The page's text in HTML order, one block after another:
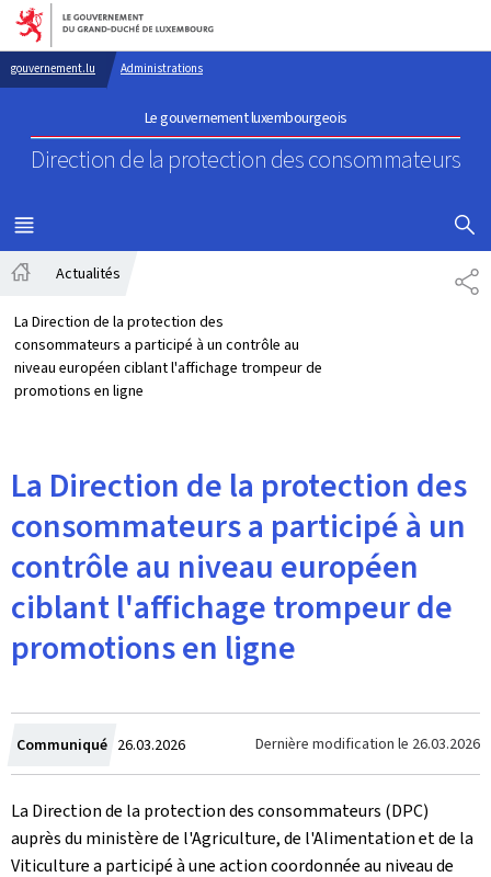
Aller au menu principal
Aller au contenu
gouvernement.lu Administrations
Le gouvernement luxembourgeois
Direction de la protection des consommateurs
MENU
PRINCIPAL
Actualités
La Direction de la protection des
consommateurs a participé à un contrôle au
niveau européen ciblant l'affichage trompeur de
promotions en ligne
La Direction de la protection des
consommateurs a participé à un
contrôle au niveau européen
ciblant l'affichage trompeur de
promotions en ligne
Communiqué Crée
le
26.03.2026 Dernière modification le 26.03.2026
La Direction de la protection des consommateurs (DPC)
auprès du ministère de l'Agriculture, de l'Alimentation et de la
Viticulture a participé à une action coordonnée au niveau de